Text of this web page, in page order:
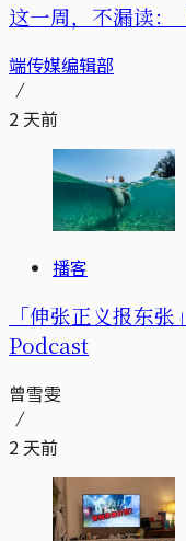
这一周，不漏读：
端传媒编辑部
2 天前
播客
「伸张正义报东
Podcast
曾雪雯
2 天前